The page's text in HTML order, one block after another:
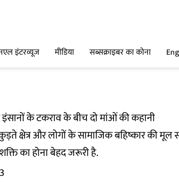
इंटरव्यूज मीडिया सब्सक्राइबर का कोना
के टकराव के बीच दो मांओं की कहानी
क्षेत्र और लोगों के सामाजिक बहिष्कार की मूल
का होना बेहद जरूरी है.